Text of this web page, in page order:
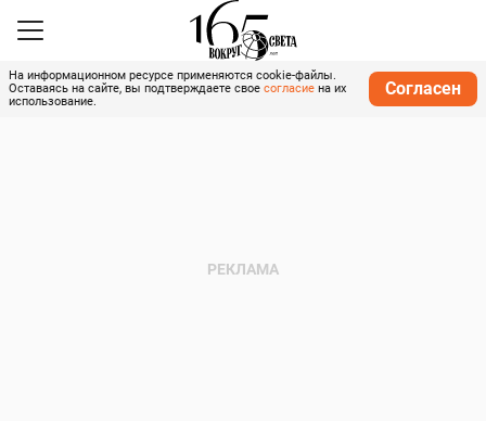
На информационном ресурсе применяются cookie-файлы.
Оставаясь на сайте, вы подтверждаете свое согласие на их
использование.
Согласен